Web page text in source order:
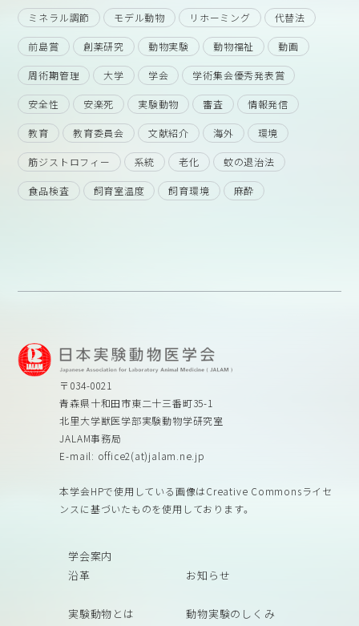
ミネラル調節 モデル動物 リホーミング 代替法
前島賞 創薬研究 動物実験 動物福祉 動画
周術期管理 大学 学会 学術集会優秀発表賞
安全性 安楽死 実験動物 審査 情報発信
教育 教育委員会 文献紹介 海外 環境
筋ジストロフィー 系統 老化 蚊の退治法
食品検査 飼育室温度 飼育環境 麻酔
〒034-0021
青森県十和田市東二十三番町35-1
北里大学獣医学部実験動物学研究室
JALAM事務局
E-mail: office2(at)jalam.ne.jp
本学会HPで使用している画像はCreative Commonsライセ
ンスに基づいたものを使用しております。
学会案内
沿革
お知らせ
実験動物とは 動物実験のしくみ